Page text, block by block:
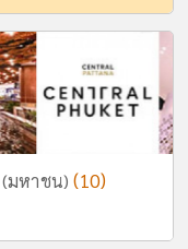
(มหาชน)(10)